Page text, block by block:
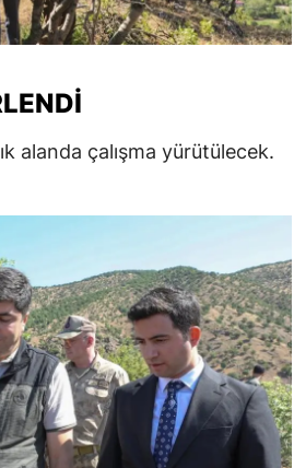
alanda çalışma yürütülecek.